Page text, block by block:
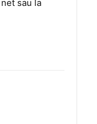
sau la